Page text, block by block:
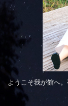
ようこそ我が館へ